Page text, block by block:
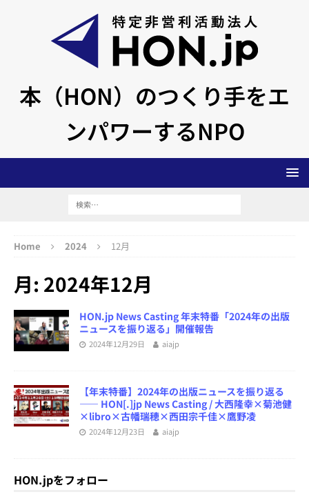
本（HON）のつくり手をエ
ンパワーするNPO
Home 2024 12月
月: 2024年12月
HON.jp News Casting 年末特番「2024年の出版
ニュースを振り返る」開催報告
2024年12月29日 aiajp
【年末特番】2024年の出版ニュースを振り返る
―― HON[.]jp News Casting / 大西隆幸×菊池健
×libro×古幡瑞穂×西田宗千佳×鷹野凌
2024年12月23日 aiajp
HON.jpをフォロー